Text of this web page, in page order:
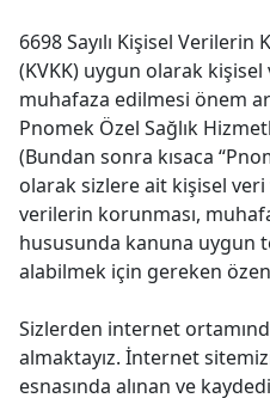
Seviye Sensörü
İNSAN KAYNAKLARI
İLETİŞİM
Online Store
Hesabım
6698 Sayılı Kişisel Verilerin
(KVKK) uygun olarak
muhafaza edilmesi önem
Pnomek Özel Sağlık
(Bundan sonra kısaca
olarak sizlere ait kişisel
verilerin korunması,
hususunda kanuna uygun
alabilmek için gereken
Sizlerden internet
almaktayız. İnternet
esnasında alınan ve